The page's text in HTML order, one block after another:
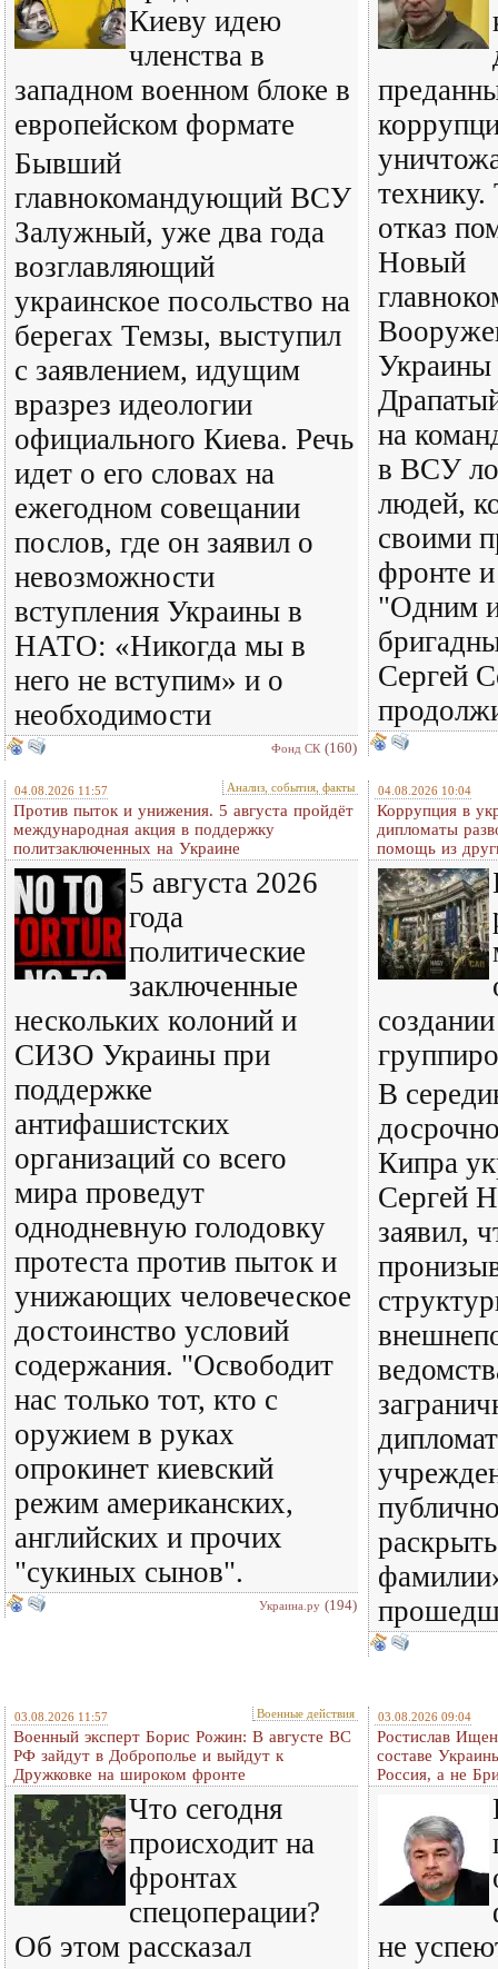
Киеву идею
членства в
западном военном блоке в
европейском формате
Бывший
главнокомандующий ВСУ
Залужный, уже два года
возглавляющий
украинское посольство на
берегах Темзы, выступил
с заявлением, идущим
вразрез идеологии
официального Киева. Речь
идет о его словах на
ежегодном совещании
послов, где он заявил о
невозможности
вступления Украины в
НАТО: «Никогда мы в
него не вступим» и о
необходимости
Фонд СК (160)
отказ
Новый
на
в ВСУ
людей,
своими
фронте
"Одним
Сергей
04.08.2026 11:57 Анализ, события, факты
Против пыток и унижения. 5 августа пройдёт
международная акция в поддержку
политзаключенных на Украине
5 августа 2026
года
политические
заключенные
нескольких колоний и
СИЗО Украины при
поддержке
антифашистских
организаций со всего
мира проведут
однодневную голодовку
протеста против пыток и
унижающих человеческое
достоинство условий
содержания. "Освободит
нас только тот, кто с
оружием в руках
опрокинет киевский
режим американских,
английских и прочих
"сукиных сынов".
Украина.ру (194)
04.08.2026 10:04
Коррупция в
дипломаты
помощь из
В
Кипра
Сергей
заявил,
03.08.2026 11:57 Военные действия
Военный эксперт Борис Рожин: В августе ВС
РФ зайдут в Доброполье и выйдут к
Дружковке на широком фронте
Что сегодня
происходит на
фронтах
спецоперации?
Об этом рассказал
03.08.2026 09:04
Ростислав
составе
Россия, а не
не